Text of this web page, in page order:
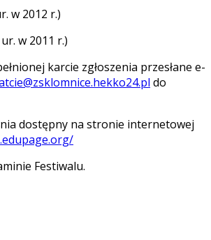
w 2012 r.)
w 2011 r.)
karcie zgłoszenia przesłane e-
do
dostępny na stronie internetowej
Festiwalu.